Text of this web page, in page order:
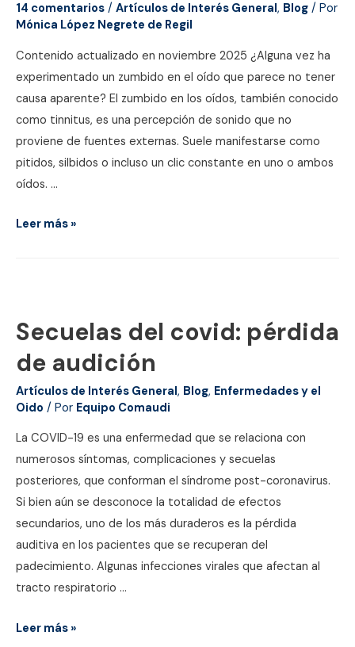
14 comentarios / Artículos de Interés General, Blog / Por
Mónica López Negrete de Regil
Contenido actualizado en noviembre 2025 ¿Alguna vez ha
experimentado un zumbido en el oído que parece no tener
causa aparente? El zumbido en los oídos, también conocido
como tinnitus, es una percepción de sonido que no
proviene de fuentes externas. Suele manifestarse como
pitidos, silbidos o incluso un clic constante en uno o ambos
oídos. …
Zumbido
estrés
ansiedad:
causas,
síntomas
y
tratamiento
Leer más »
Secuelas del covid: pérdida
de audición
Artículos de Interés General, Blog, Enfermedades y el
Oido / Por Equipo Comaudi
La COVID-19 es una enfermedad que se relaciona con
numerosos síntomas, complicaciones y secuelas
posteriores, que conforman el síndrome post-coronavirus.
Si bien aún se desconoce la totalidad de efectos
secundarios, uno de los más duraderos es la pérdida
auditiva en los pacientes que se recuperan del
padecimiento. Algunas infecciones virales que afectan al
tracto respiratorio …
Secuelas
Leer más »